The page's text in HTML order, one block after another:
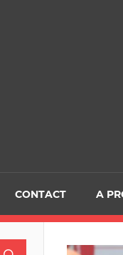
CONTACT A